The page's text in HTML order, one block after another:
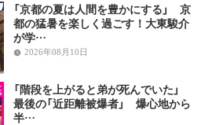
「京都の夏は人間を豊かにする」 京
都の猛暑を楽しく過ごす！大東駿介
が学…
2026年08月10日
「階段を上がると弟が死んでいた」
最後の「近距離被爆者」 爆心地から
半…